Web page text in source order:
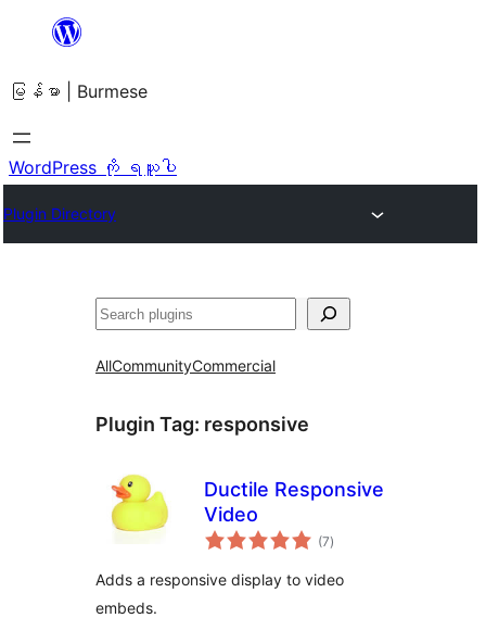
အကြောင်းအရာ
ကျော်သွား
ရန်
မြန်မာ | Burmese
WordPress ကို ရယူပါ
Plugin Directory
ရှာ
AllCommunityCommercial
Plugin Tag: responsive
Ductile Responsive
Video
(7total
ratings
)
Adds a responsive display to video
embeds.